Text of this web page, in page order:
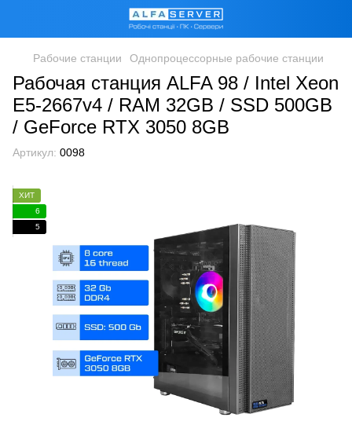
Рабочие станции Однопроцессорные рабочие станции
Рабочая станция ALFA 98 / Intel Xeon
E5-2667v4 / RAM 32GB / SSD 500GB
/ GeForce RTX 3050 8GB
Артикул: 0098
ХИТ
6
5